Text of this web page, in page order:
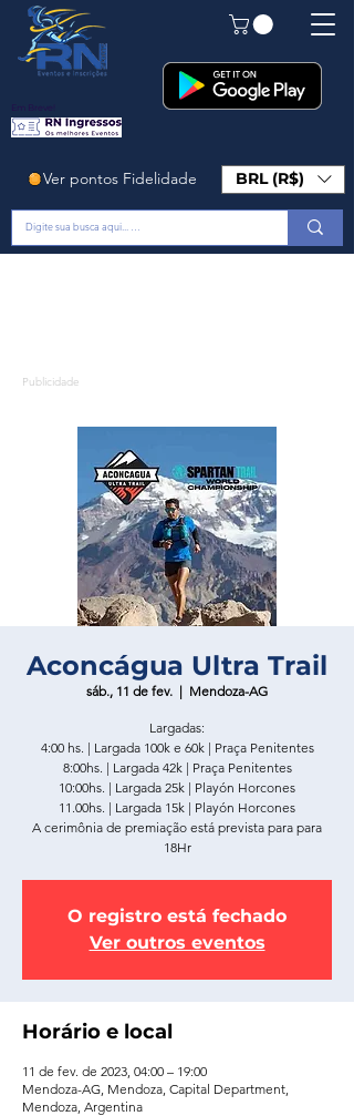
Em Breve!
Ver pontos Fidelidade BRL (R$)
Publicidade
Aconcágua Ultra Trail
sáb., 11 de fev.
  |
Mendoza-AG
Largadas:
4:00 hs. | Largada 100k e 60k | Praça Penitentes
8:00hs. | Largada 42k | Praça Penitentes
10:00hs. | Largada 25k | Playón Horcones
11.00hs. | Largada 15k | Playón Horcones
A cerimônia de premiação está prevista para para
18Hr
O registro está fechado
Ver outros eventos
Horário e local
11 de fev. de 2023, 04:00 – 19:00
Mendoza-AG, Mendoza, Capital Department,
Mendoza, Argentina